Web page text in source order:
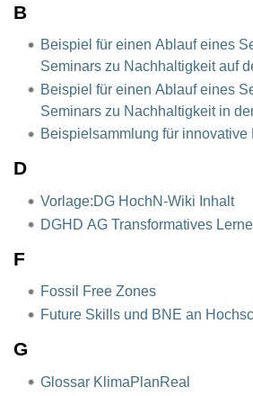
B
Beispiel für einen Ablauf eines
Seminars zu Nachhaltigkeit auf
Beispiel für einen Ablauf eines
Seminars zu Nachhaltigkeit in
Beispielsammlung für innovative
D
Vorlage:DG HochN-Wiki Inhalt
DGHD AG Transformatives
F
Fossil Free Zones
Future Skills und BNE an
G
Glossar KlimaPlanReal